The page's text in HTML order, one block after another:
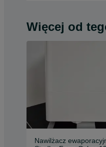
Więcej od
Nawilżacz